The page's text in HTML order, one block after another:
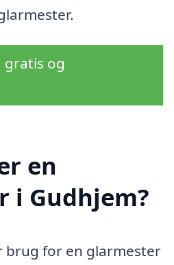
og
en
i Gudhjem?
brug for en glarmester